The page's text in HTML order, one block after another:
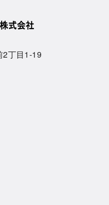
2丁目1-19